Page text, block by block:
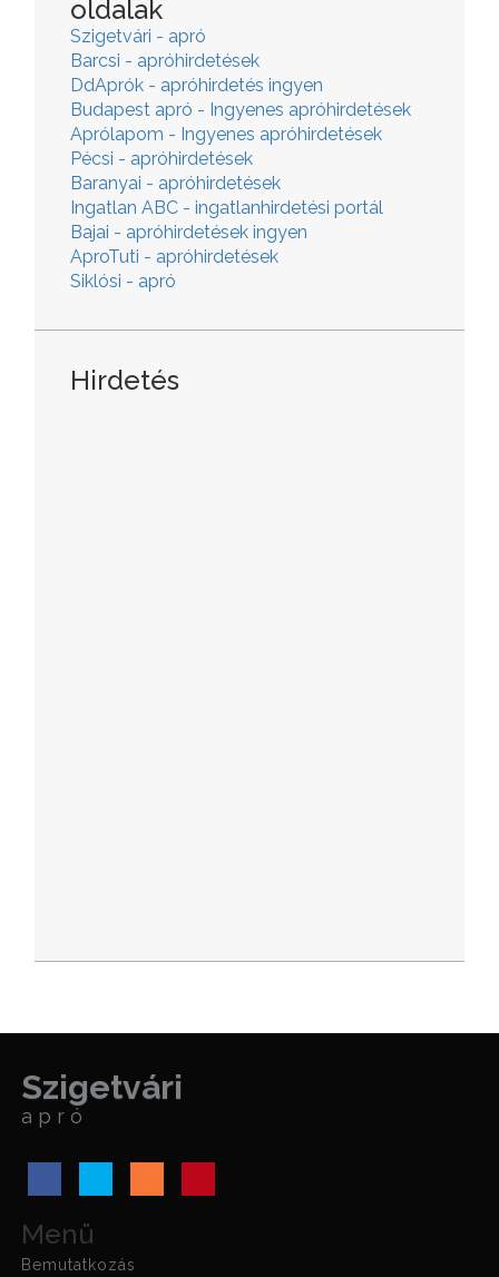
oldalak
Szigetvári - apró
Barcsi - apróhirdetések
DdAprók - apróhirdetés ingyen
Budapest apró - Ingyenes apróhirdetések
Aprólapom - Ingyenes apróhirdetések
Pécsi - apróhirdetések
Baranyai - apróhirdetések
Ingatlan ABC - ingatlanhirdetési portál
Bajai - apróhirdetések ingyen
AproTuti - apróhirdetések
Siklósi - apró
Hirdetés
Szigetvári
apró
Menü
Bemutatkozás